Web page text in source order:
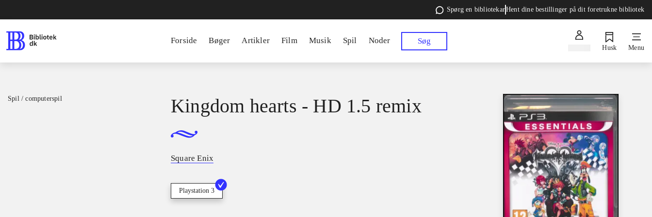
Spørg en bibliotekarHent dine bestillinger på dit foretrukne bibliotek
Forside Bøger Artikler Film Musik Spil Noder Søg
Husk Menu
Spil / computerspil Kingdom hearts - HD 1.5 remix
Square Enix
Playstation 3